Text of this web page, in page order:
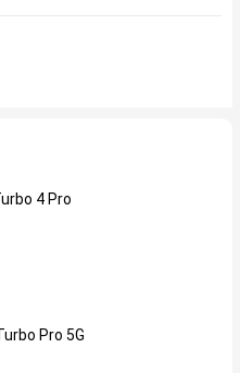
4 Pro
Pro 5G